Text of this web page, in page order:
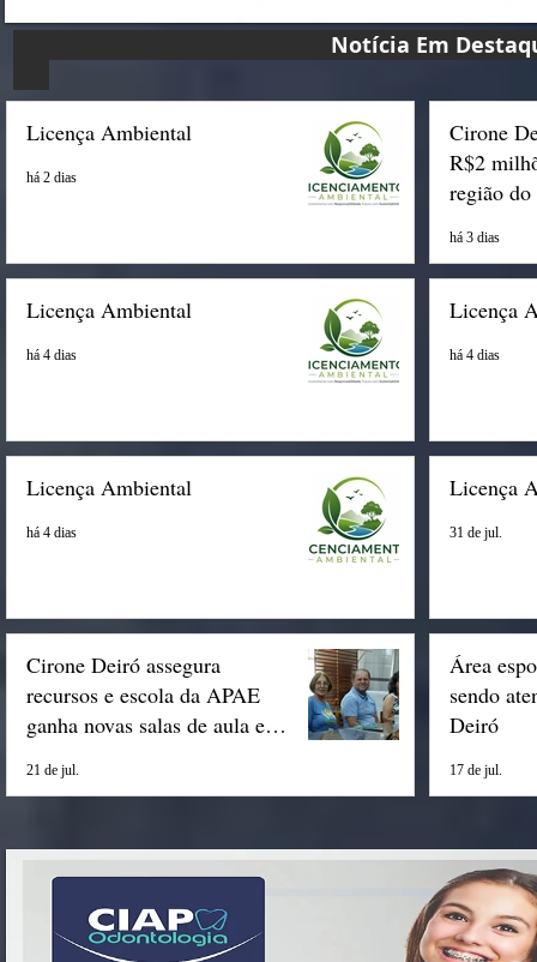
Notícia Em
Licença Ambiental
há 2 dias
Cirone
R$2
região do
há 3 dias
Licença Ambiental
há 4 dias
Licença
há 4 dias
Licença Ambiental
há 4 dias
Licença
31 de jul.
Cirone Deiró assegura
recursos e escola da APAE
ganha novas salas de aula em
21 de jul.
Área
sendo
Deiró
17 de jul.